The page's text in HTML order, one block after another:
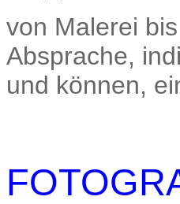
von Malerei
Absprache,
und können,